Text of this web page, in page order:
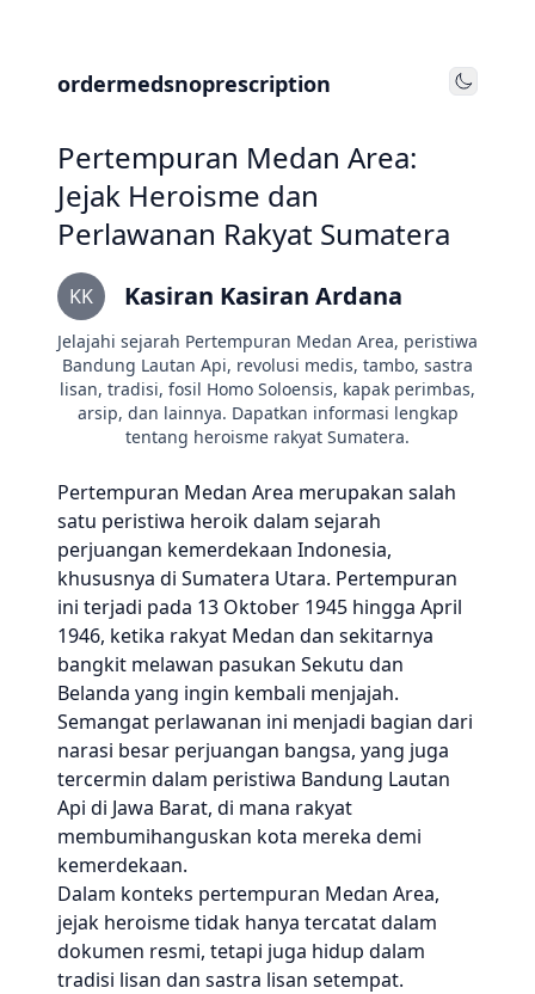
ordermedsnoprescription Toggle
Pertempuran Medan Area:
Jejak Heroisme dan
Perlawanan Rakyat Sumatera
KK Kasiran Kasiran Ardana
Jelajahi sejarah Pertempuran Medan Area, peristiwa
Bandung Lautan Api, revolusi medis, tambo, sastra
lisan, tradisi, fosil Homo Soloensis, kapak perimbas,
arsip, dan lainnya. Dapatkan informasi lengkap
tentang heroisme rakyat Sumatera.
Pertempuran Medan Area merupakan salah
satu peristiwa heroik dalam sejarah
perjuangan kemerdekaan Indonesia,
khususnya di Sumatera Utara. Pertempuran
ini terjadi pada 13 Oktober 1945 hingga April
1946, ketika rakyat Medan dan sekitarnya
bangkit melawan pasukan Sekutu dan
Belanda yang ingin kembali menjajah.
Semangat perlawanan ini menjadi bagian dari
narasi besar perjuangan bangsa, yang juga
tercermin dalam peristiwa Bandung Lautan
Api di Jawa Barat, di mana rakyat
membumihanguskan kota mereka demi
kemerdekaan.
Dalam konteks pertempuran Medan Area,
jejak heroisme tidak hanya tercatat dalam
dokumen resmi, tetapi juga hidup dalam
tradisi lisan dan sastra lisan setempat.